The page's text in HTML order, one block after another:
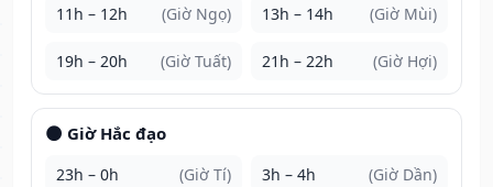
11h – 12h (Giờ Ngọ) 13h – 14h (Giờ Mùi)
19h – 20h (Giờ Tuất) 21h – 22h (Giờ Hợi)
🌑 Giờ Hắc đạo
23h – 0h (Giờ Tí) 3h – 4h (Giờ Dần)